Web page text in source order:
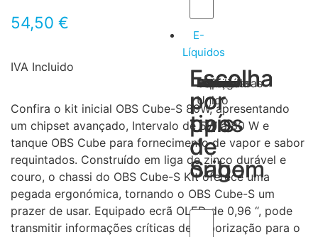
E-
Líquidos
Escolha
por
tipos
de
Sabor
Tabaco
Frutas
Bebidas
Frescos
Sobremesas
Escolha
por
país
de
origem
Portugal
Alemanha
USA
Reino
Unido
Canadá
França
Malásia
Filipinas
Espanha
Polónia
Grécia
54,50 €
IVA Incluido
Confira o kit inicial OBS Cube-S 80W, apresentando
um chipset avançado, Intervalo de 5W a 80 W e
tanque OBS Cube para fornecimento de vapor e sabor
requintados. Construído em liga de zinco durável e
couro, o chassi do OBS Cube-S Kit oferece uma
pegada ergonómica, tornando o OBS Cube-S um
prazer de usar. Equipado ecrã OLED de 0,96 “, pode
transmitir informações críticas de vaporização para o